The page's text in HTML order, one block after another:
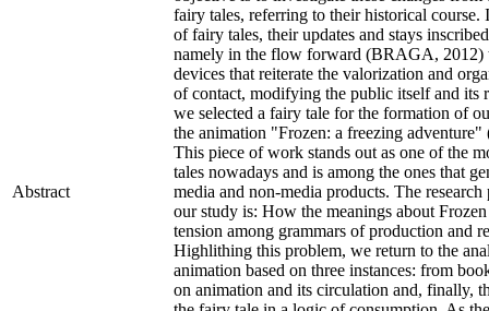
Abstract
fairy tales, referring to their historical course.
of fairy tales, their updates and stays
namely in the flow forward (BRAGA, 2012)
devices that reiterate the valorization and
of contact, modifying the public itself and its
we selected a fairy tale for the formation of
the animation "Frozen: a freezing adventure"
This piece of work stands out as one of the
tales nowadays and is among the ones that
media and non-media products. The
our study is: How the meanings about
tension among grammars of production and
Highlithing this problem, we return to the
animation based on three instances: from
on animation and its circulation and, finally,